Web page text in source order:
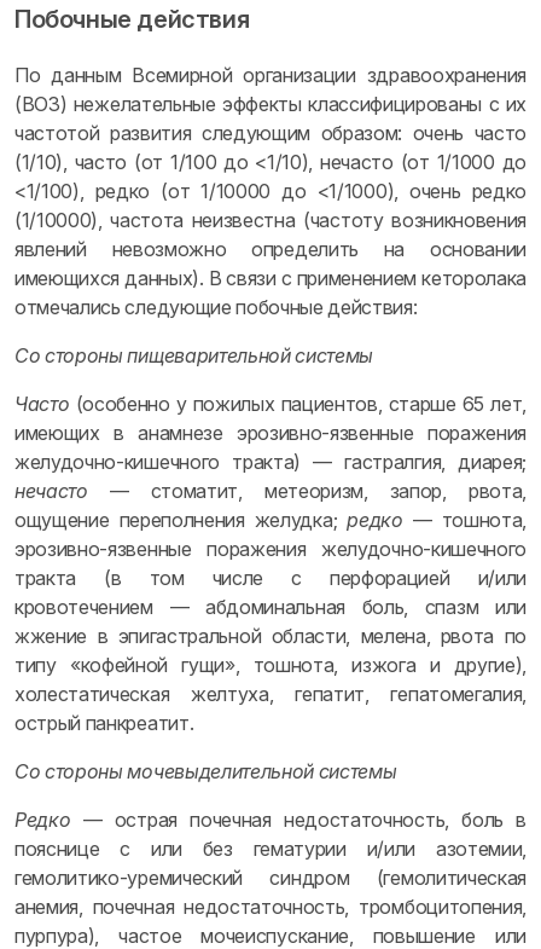
Побочные действия
По данным Всемирной организации здравоохранения
(ВОЗ) нежелательные эффекты классифицированы с их
частотой развития следующим образом: очень часто
(1/10), часто (от 1/100 до <1/10), нечасто (от 1/1000 до
<1/100), редко (от 1/10000 до <1/1000), очень редко
(1/10000), частота неизвестна (частоту возникновения
явлений невозможно определить на основании
имеющихся данных). В связи с применением кеторолака
отмечались следующие побочные действия:
Со стороны пищеварительной системы
Часто (особенно у пожилых пациентов, старше 65 лет,
имеющих в анамнезе эрозивно-язвенные поражения
желудочно-кишечного тракта) — гастралгия, диарея;
нечасто — стоматит, метеоризм, запор, рвота,
ощущение переполнения желудка;редко — тошнота,
эрозивно-язвенные поражения желудочно-кишечного
тракта (в том числе с перфорацией и/или
кровотечением — абдоминальная боль, спазм или
жжение в эпигастральной области, мелена, рвота по
типу «кофейной гущи», тошнота, изжога и другие),
холестатическая желтуха, гепатит, гепатомегалия,
острый панкреатит.
Со стороны мочевыделительной системы
Редко — острая почечная недостаточность, боль в
пояснице с или без гематурии и/или азотемии,
гемолитико-уремический синдром (гемолитическая
анемия, почечная недостаточность, тромбоцитопения,
пурпура), частое мочеиспускание, повышение или